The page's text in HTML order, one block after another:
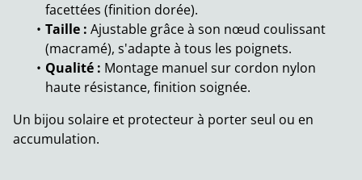
facettées (finition dorée).
Taille : Ajustable grâce à son nœud coulissant
(macramé), s'adapte à tous les poignets.
Qualité : Montage manuel sur cordon nylon
haute résistance, finition soignée.
Un bijou solaire et protecteur à porter seul ou en
accumulation.